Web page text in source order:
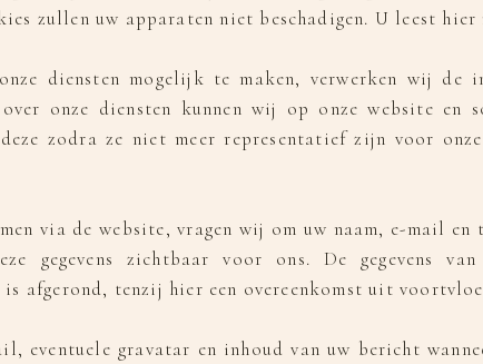
zullen uw apparaten niet beschadigen. U leest
diensten mogelijk te maken, verwerken wij de
over onze diensten kunnen wij op onze website
zodra ze niet meer representatief zijn voor
via de website, vragen wij om uw naam, e-mail en
gegevens zichtbaar voor ons. De gegevens
afgerond, tenzij hier een overeenkomst uit
eventuele gravatar en inhoud van uw bericht